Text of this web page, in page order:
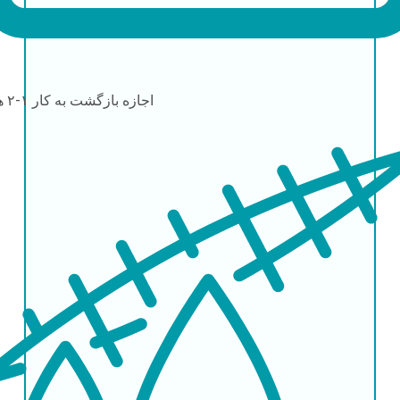
اجازه بازگشت به کار ۱-۲ هفته